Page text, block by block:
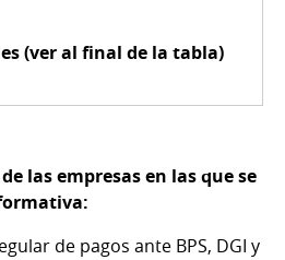
(ver al final de la tabla)
las empresas en las que se
de pagos ante BPS, DGI y